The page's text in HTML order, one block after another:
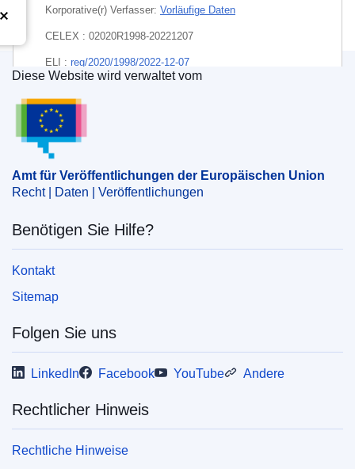
Korporative(r) Verfasser: Vorläufige Daten
CELEX : 02020R1998-20221207
ELI : reg/2020/1998/2022-12-07
EDITION : 560a076c-d058-11ec-a95f-01aa75ed71a1
EDITION : 35dbe8d4-90dd-11ed-b508-01aa75ed71a1
EDITION : b38eba4f-bcf8-11ed-8912-01aa75ed71a1
EDITION : ac3a7654-d871-11ed-a05c-01aa75ed71a1
EDITION : 6c8c7c76-1aab-11ee-806b-01aa75ed71a1
EDITION : 902aef74-5cb6-11ee-9220-01aa75ed71a1
EDITION : ff2e768e-a9af-11ee-b164-01aa75ed71a1
EDITION : 7d174406-2296-11ef-a251-01aa75ed71a1
Amt für Veröffentlichungen der Europäischen
Diese Website wird verwaltet vom
Amt für Veröffentlichungen der Europäischen Union
Recht | Daten | Veröffentlichungen
Benötigen Sie Hilfe?
Kontakt
Sitemap
Folgen Sie uns
LinkedIn Facebook YouTube Andere
Rechtlicher Hinweis
Rechtliche Hinweise